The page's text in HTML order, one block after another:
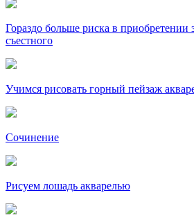
Гораздо больше риска в
съестного
Учимся рисовать горный пейзаж
Сочинение
Рисуем лошадь акварелью